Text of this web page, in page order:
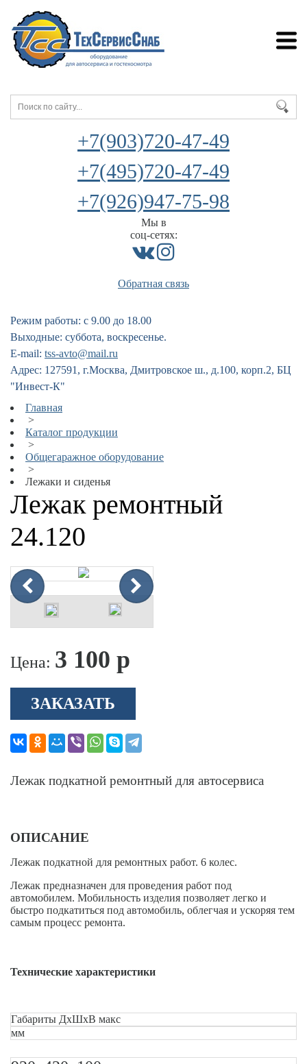
+7(903)720-47-49
+7(495)720-47-49
+7(926)947-75-98
Мы в
соц-сетях:
Обратная связь
Режим работы: с 9.00 до 18.00
Выходные: суббота, воскресенье.
E-mail: tss-avto@mail.ru
Адрес: 127591, г.Москва, Дмитровское ш., д.100, корп.2, БЦ
"Инвест-К"
Главная
>
Каталог продукции
>
Общегаражное оборудование
>
Лежаки и сиденья
Лежак ремонтный
24.120
Цена: 3 100 р
ЗАКАЗАТЬ
Лежак подкатной ремонтный для автосервиса
ОПИСАНИЕ
Лежак подкатной для ремонтных работ. 6 колес.
Лежак предназначен для проведения работ под
автомобилем. Мобильность изделия позволяет легко и
быстро подкатиться под автомобиль, облегчая и ускоряя тем
самым процесс ремонта.
Технические характеристики
Габариты ДxШxВ макс
мм